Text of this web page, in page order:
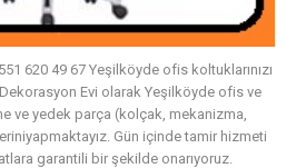
620 49 67 Yeşilköyde ofis koltuklarınızı
Evi olarak Yeşilköyde ofis ve
ve yedek parça (kolçak, mekanizma,
Gün içinde tamir hizmeti
garantili bir şekilde onarıyoruz.